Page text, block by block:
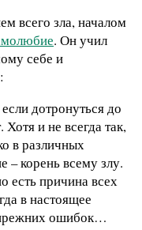
всего зла, началом
. Он учил
себе и
дотронуться до
и не всегда так,
в различных
корень всему злу.
есть причина всех
в настоящее
ошибок…